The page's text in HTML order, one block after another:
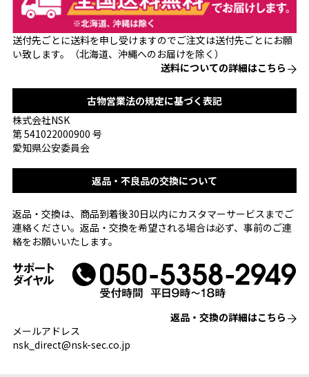
送付先ごとに送料を申し受けますのでご注文は送付先ごとにお願
い致します。（北海道、沖縄へのお届けを除く）
送料についての詳細はこちら
古物営業法の規定に基づく表記
株式会社NSK
第 541022000900 号
愛知県公安委員会
返品・不良品の交換について
返品・交換は、商品到着後30日以内にカスタマーサービスまでご
連絡ください。返品・交換を希望される場合は必ず、事前のご連
絡をお願いいたします。
返品・交換の詳細はこちら
メールアドレス
nsk_direct@nsk-sec.co.jp